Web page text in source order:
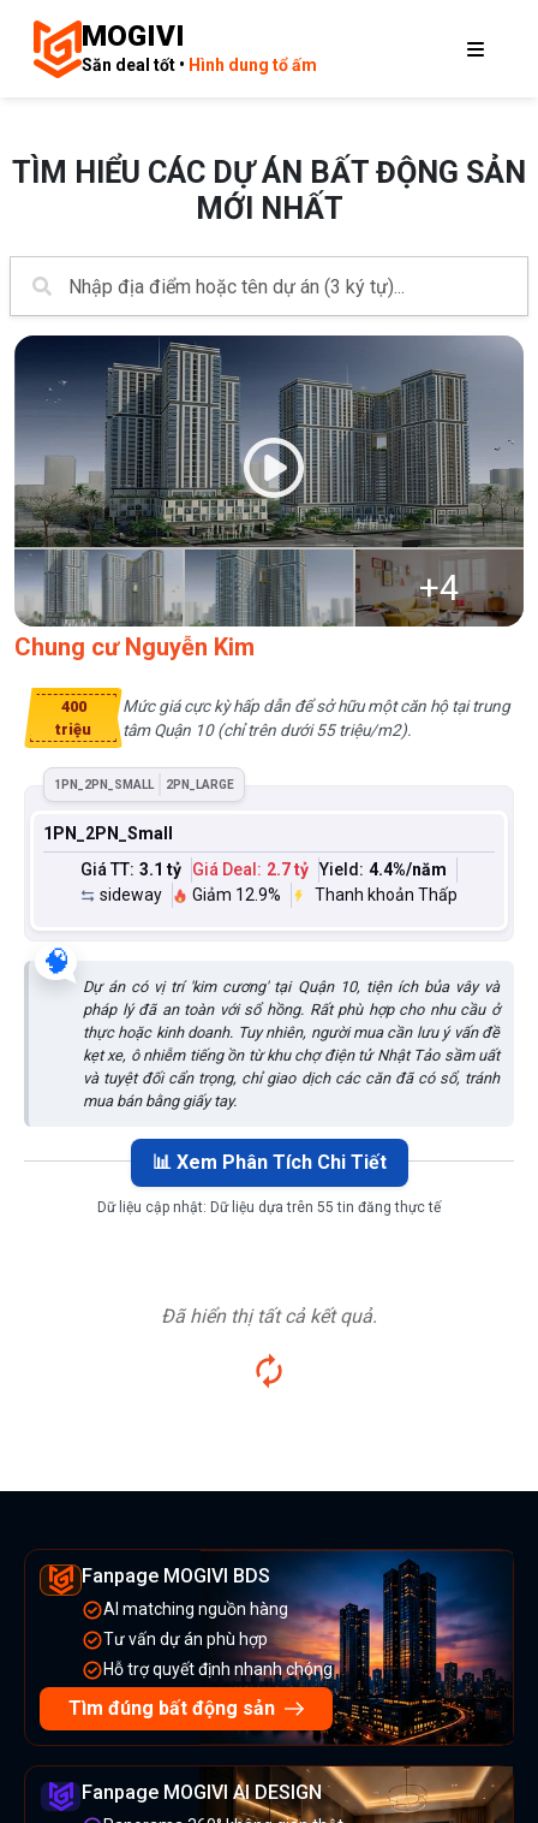
MOGIVI
Săn deal tốt • Hình dung tổ ấm
TÌM HIỂU CÁC DỰ ÁN BẤT ĐỘNG SẢN
MỚI NHẤT
+4
Chung cư Nguyễn Kim
400
triệu
Mức giá cực kỳ hấp dẫn để sở hữu một căn hộ tại trung
tâm Quận 10 (chỉ trên dưới 55 triệu/m2).
1PN_2PN_SMALL 2PN_LARGE
1PN_2PN_Small
Giá TT: 3.1 tỷ Giá Deal: 2.7 tỷ Yield: 4.4%/năm
sideway
Giảm 12.9% Thanh khoản Thấp
🧠
Dự án có vị trí 'kim cương' tại Quận 10, tiện ích bủa vây và
pháp lý đã an toàn với sổ hồng. Rất phù hợp cho nhu cầu ở
thực hoặc kinh doanh. Tuy nhiên, người mua cần lưu ý vấn đề
kẹt xe, ô nhiễm tiếng ồn từ khu chợ điện tử Nhật Tảo sầm uất
và tuyệt đối cẩn trọng, chỉ giao dịch các căn đã có sổ, tránh
mua bán bằng giấy tay.
📊 Xem Phân Tích Chi Tiết
Dữ liệu cập nhật: Dữ liệu dựa trên 55 tin đăng thực tế
Đã hiển thị tất cả kết quả.
Fanpage MOGIVI BDS
AI matching nguồn hàng
Tư vấn dự án phù hợp
Hỗ trợ quyết định nhanh chóng
Tìm đúng bất động sản
Fanpage MOGIVI AI DESIGN